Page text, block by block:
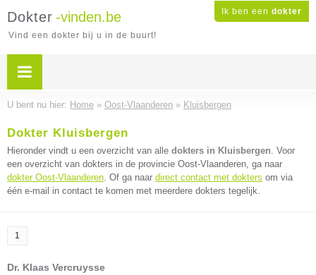
Ik ben een dokter
Dokter -vinden.be
Vind een dokter bij u in de buurt!
U bent nu hier: Home » Oost-Vlaanderen » Kluisbergen
Dokter Kluisbergen
Hieronder vindt u een overzicht van alle dokters in Kluisbergen. Voor
een overzicht van dokters in de provincie Oost-Vlaanderen, ga naar
dokter Oost-Vlaanderen. Of ga naar direct contact met dokters om via
één e-mail in contact te komen met meerdere dokters tegelijk.
1
Dr. Klaas Vercruysse